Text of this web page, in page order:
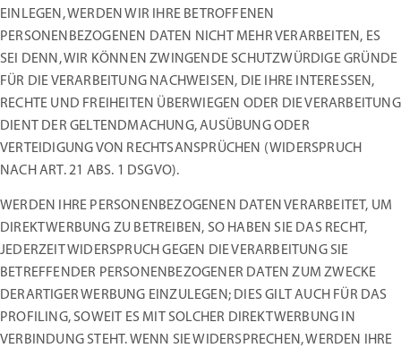
EINLEGEN, WERDEN WIR IHRE BETROFFENEN
PERSONENBEZOGENEN DATEN NICHT MEHR VERARBEITEN, ES
SEI DENN, WIR KÖNNEN ZWINGENDE SCHUTZWÜRDIGE GRÜNDE
FÜR DIE VERARBEITUNG NACHWEISEN, DIE IHRE INTERESSEN,
RECHTE UND FREIHEITEN ÜBERWIEGEN ODER DIE VERARBEITUNG
DIENT DER GELTENDMACHUNG, AUSÜBUNG ODER
VERTEIDIGUNG VON RECHTSANSPRÜCHEN (WIDERSPRUCH
NACH ART. 21 ABS. 1 DSGVO).
WERDEN IHRE PERSONENBEZOGENEN DATEN VERARBEITET, UM
DIREKTWERBUNG ZU BETREIBEN, SO HABEN SIE DAS RECHT,
JEDERZEIT WIDERSPRUCH GEGEN DIE VERARBEITUNG SIE
BETREFFENDER PERSONENBEZOGENER DATEN ZUM ZWECKE
DERARTIGER WERBUNG EINZULEGEN; DIES GILT AUCH FÜR DAS
PROFILING, SOWEIT ES MIT SOLCHER DIREKTWERBUNG IN
VERBINDUNG STEHT. WENN SIE WIDERSPRECHEN, WERDEN IHRE